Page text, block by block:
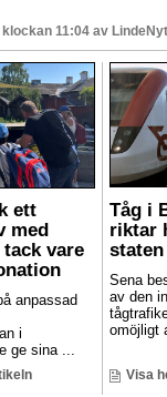
11:04 av
ett
med
vare
anpassad
i
ge sina ...
Tåg i
riktar
staten
Sena
av den
omöjligt
Visa